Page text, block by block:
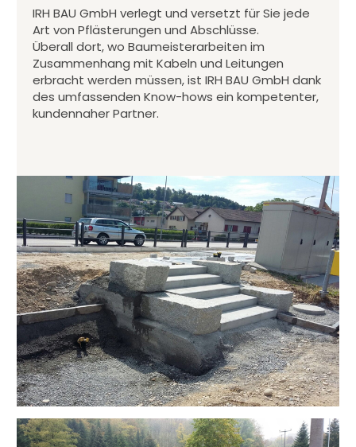
IRH BAU GmbH verlegt und versetzt für Sie jede
Art von Pflästerungen und Abschlüsse.
Überall dort, wo Baumeisterarbeiten im
Zusammenhang mit Kabeln und Leitungen
erbracht werden müssen, ist IRH BAU GmbH dank
des umfassenden Know-hows ein kompetenter,
kundennaher Partner.